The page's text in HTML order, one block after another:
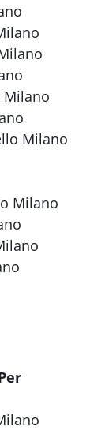
Milano
Milano
Milano